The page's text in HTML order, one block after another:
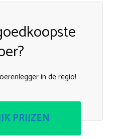
in de regio!
PRIJZEN